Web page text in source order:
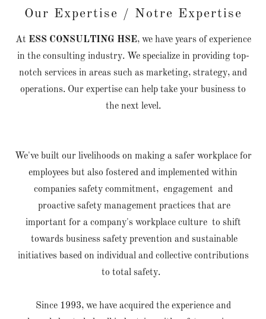
Our Expertise / Notre Expertise
At ESS CONSULTING HSE, we have years of experience
in the consulting industry. We specialize in providing top-
notch services in areas such as marketing, strategy, and
operations. Our expertise can help take your business to
the next level.
We've built our livelihoods on making a safer workplace for
employees but also fostered and implemented within
companies safety commitment, engagement and
proactive safety management practices that are
important for a company's workplace culture to shift
towards business safety prevention and sustainable
initiatives based on individual and collective contributions
to total safety.
Since 1993, we have acquired the experience and